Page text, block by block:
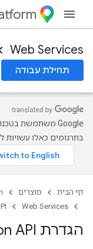
Web Services
תחילת עבודה
בתרגומים כאלו עשויות
דף הבית מוצרים
Web Services
הגדרת Geolocation API